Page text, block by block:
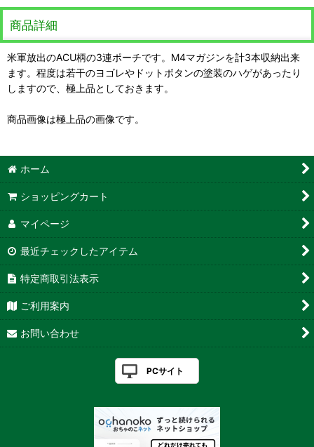
商品詳細
米軍放出のACU柄の3連ポーチです。M4マガジンを計3本収納出来
ます。程度は若干のヨゴレやドットボタンの塗装のハゲがあったり
しますので、極上品としておきます。
商品画像は極上品の画像です。
ホーム
ショッピングカート
マイページ
最近チェックしたアイテム
特定商取引法表示
ご利用案内
お問い合わせ
PCサイト